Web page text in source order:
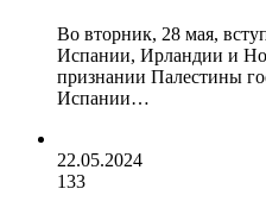
Во вторник, 28 мая,
Испании, Ирландии и
признании Палестины
Испании…
22.05.2024
133